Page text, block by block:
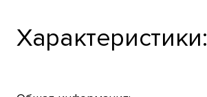
Характеристики: